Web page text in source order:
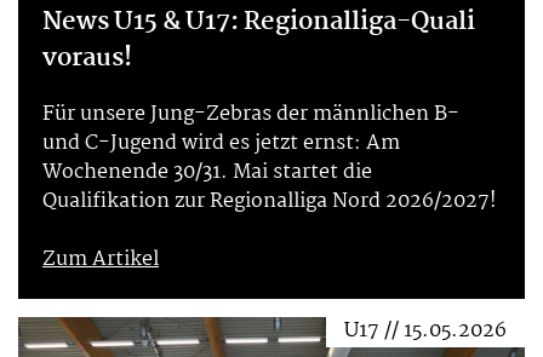
News U15 & U17: Regionalliga-Quali
voraus!
Für unsere Jung-Zebras der männlichen B-
und C-Jugend wird es jetzt ernst: Am
Wochenende 30/31. Mai startet die
Qualifikation zur Regionalliga Nord 2026/2027!
Zum Artikel
U17 // 15.05.2026